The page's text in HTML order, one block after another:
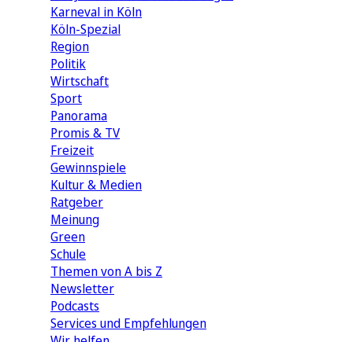
Karneval in Köln
Köln-Spezial
Region
Politik
Wirtschaft
Sport
Panorama
Promis & TV
Freizeit
Gewinnspiele
Kultur & Medien
Ratgeber
Meinung
Green
Schule
Themen von A bis Z
Newsletter
Podcasts
Services und Empfehlungen